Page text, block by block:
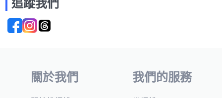
追蹤我們
關於我們 我們的服務